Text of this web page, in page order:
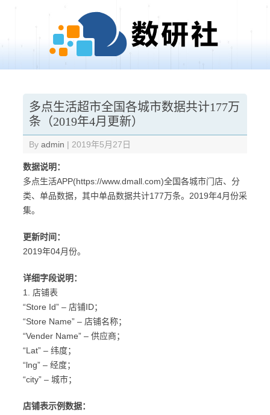
多点生活超市全国各城市数据共计177万
条（2019年4月更新）
By admin | 2019年5月27日
数据说明：
多点生活APP(https://www.dmall.com)全国各城市门店、分
类、单品数据，其中单品数据共计177万条。2019年4月份采
集。
更新时间：
2019年04月份。
详细字段说明：
1. 店铺表
“Store Id” – 店铺ID；
“Store Name” – 店铺名称；
“Vender Name” – 供应商；
“Lat” – 纬度；
“lng” – 经度；
“city” – 城市；
店铺表示例数据：